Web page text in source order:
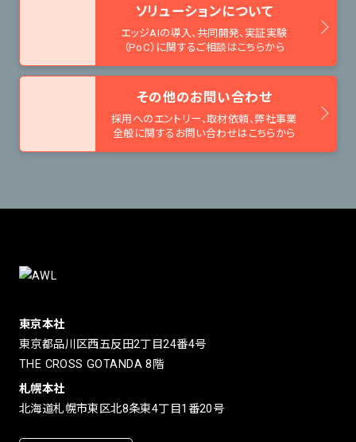
ソリューションについて
エッジAIの導入、共同開発、 実証実験
（PoC）に関するご相談はこちらから
その他のお問い合わせ
採用へのエントリー、取材依頼、弊社事業
全般に関するお問い合わせはこちらから
東京本社
東京都品川区西五反田2丁目24番4号
THE CROSS GOTANDA 8階
札幌本社
北海道札幌市東区北8条東4丁目1番20号